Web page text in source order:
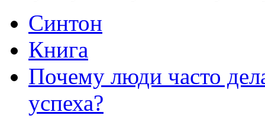
Синтон
Книга
Почему люди часто
успеха?